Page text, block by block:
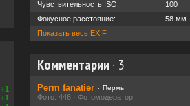
+1
+1
Чувствительность ISO:
100
Фокусное расстояние:
58 мм
Показать весь EXIF
Комментарии· 3
Perm fanatier · Пермь
Фото: 446 · Фотомодератор